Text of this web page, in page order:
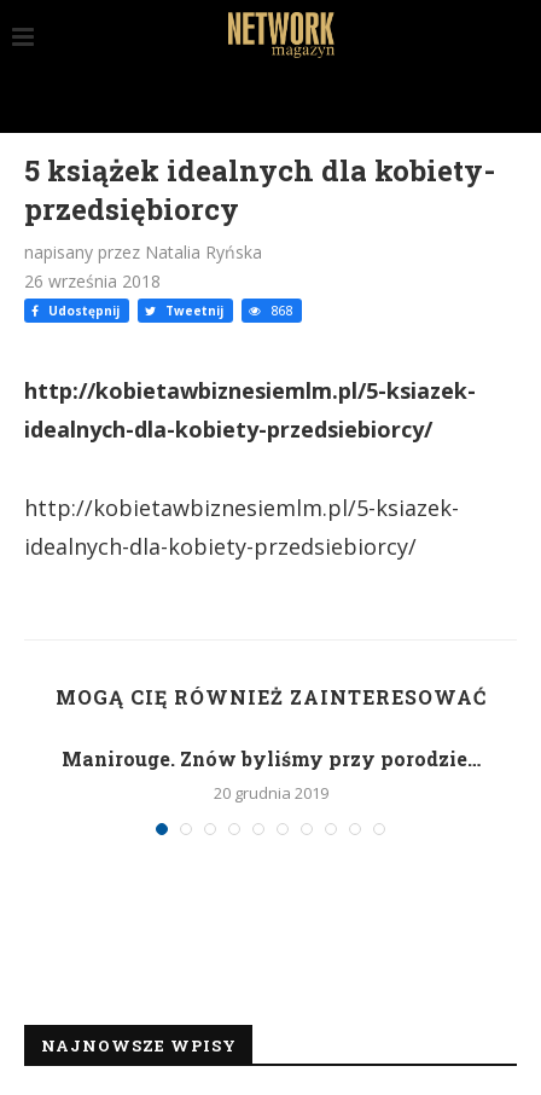
5 książek idealnych dla kobiety-
przedsiębiorcy
napisany przez Natalia Ryńska
26 września 2018
Udostępnij Tweetnij 868
http://kobietawbiznesiemlm.pl/5-ksiazek-
idealnych-dla-kobiety-przedsiebiorcy/
http://kobietawbiznesiemlm.pl/5-ksiazek-
idealnych-dla-kobiety-przedsiebiorcy/
MOGĄ CIĘ RÓWNIEŻ ZAINTERESOWAĆ
Manirouge. Znów byliśmy przy porodzie…
20 grudnia 2019
NAJNOWSZE WPISY